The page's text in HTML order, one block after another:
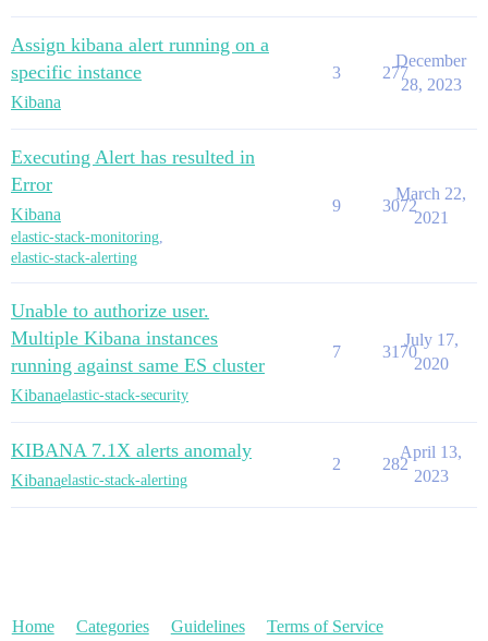
Assign kibana alert running on a
specific instance
Kibana
3 277
December
28, 2023
Executing Alert has resulted in
Error
Kibana
elastic-stack-monitoring
elastic-stack-alerting
9 3072
March 22,
2021
Unable to authorize user.
Multiple Kibana instances
running against same ES cluster
Kibanaelastic-stack-security
7 3170
July 17,
2020
KIBANA 7.1X alerts anomaly
Kibanaelastic-stack-alerting
2 282
April 13,
2023
Home Categories Guidelines Terms of Service